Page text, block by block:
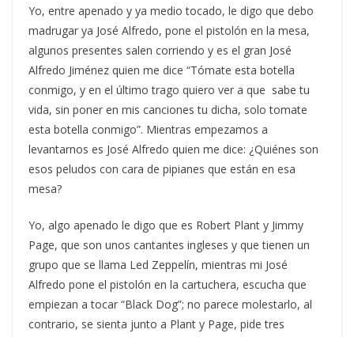
Yo, entre apenado y ya medio tocado, le digo que debo
madrugar ya José Alfredo, pone el pistolón en la mesa,
algunos presentes salen corriendo y es el gran José
Alfredo Jiménez quien me dice “Tómate esta botella
conmigo, y en el último trago quiero ver a que sabe tu
vida, sin poner en mis canciones tu dicha, solo tomate
esta botella conmigo”. Mientras empezamos a
levantarnos es José Alfredo quien me dice: ¿Quiénes son
esos peludos con cara de pipianes que están en esa
mesa?
Yo, algo apenado le digo que es Robert Plant y Jimmy
Page, que son unos cantantes ingleses y que tienen un
grupo que se llama Led Zeppelín, mientras mi José
Alfredo pone el pistolón en la cartuchera, escucha que
empiezan a tocar “Black Dog”; no parece molestarlo, al
contrario, se sienta junto a Plant y Page, pide tres